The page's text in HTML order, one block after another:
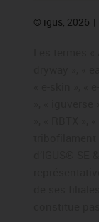
© igus, 2026